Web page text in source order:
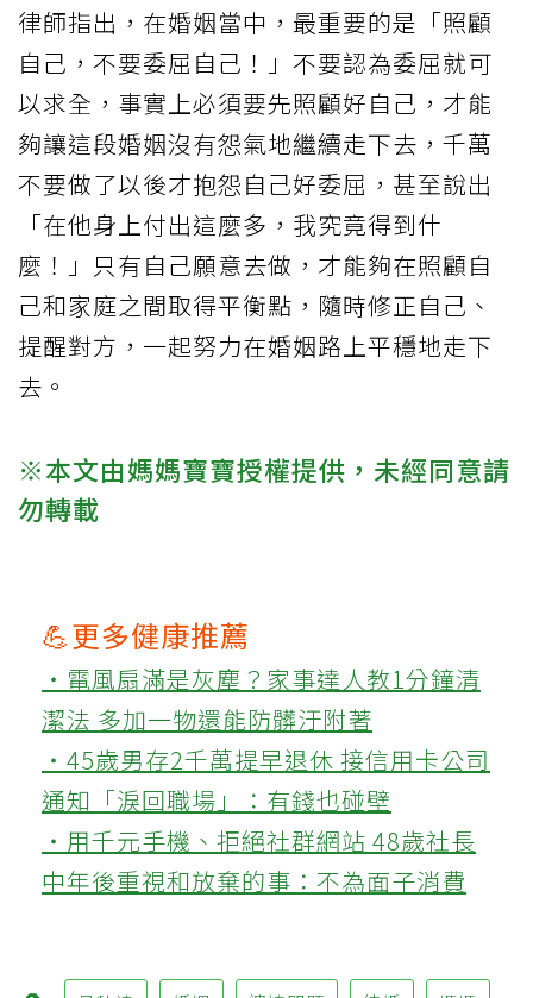
律師指出，在婚姻當中，最重要的是「照顧
自己，不要委屈自己！」不要認為委屈就可
以求全，事實上必須要先照顧好自己，才能
夠讓這段婚姻沒有怨氣地繼續走下去，千萬
不要做了以後才抱怨自己好委屈，甚至說出
「在他身上付出這麼多，我究竟得到什
麼！」只有自己願意去做，才能夠在照顧自
己和家庭之間取得平衡點，隨時修正自己、
提醒對方，一起努力在婚姻路上平穩地走下
去。
※本文由媽媽寶寶授權提供，未經同意請
勿轉載
💪更多健康推薦
‧電風扇滿是灰塵？家事達人教1分鐘清
潔法 多加一物還能防髒汙附著
‧45歲男存2千萬提早退休 接信用卡公司
通知「淚回職場」：有錢也碰壁
‧用千元手機、拒絕社群網站 48歲社長
中年後重視和放棄的事：不為面子消費